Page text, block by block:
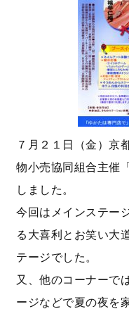
７月２１日（金）京
物小売協同組合主催
しました。
今回はメインステー
る大喜利とお笑い大
テージでした。
又、他のコーナーで
ージなどで夏の夜を